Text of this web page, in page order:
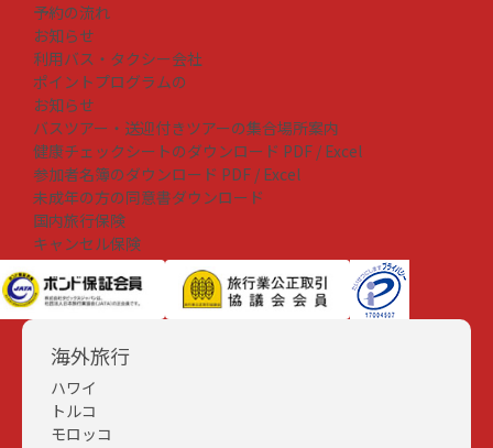
予約の流れ
お知らせ
利用バス・タクシー会社
ポイントプログラムの
お知らせ
バスツアー・送迎付きツアーの集合場所案内
健康チェックシートのダウンロード PDF / Excel
参加者名簿のダウンロード PDF / Excel
未成年の方の同意書ダウンロード
国内旅行保険
キャンセル保険
海外旅行
ハワイ
トルコ
モロッコ